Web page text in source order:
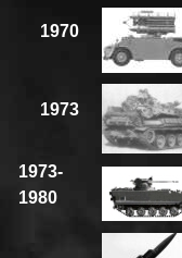
1970
1973
1973-
1980